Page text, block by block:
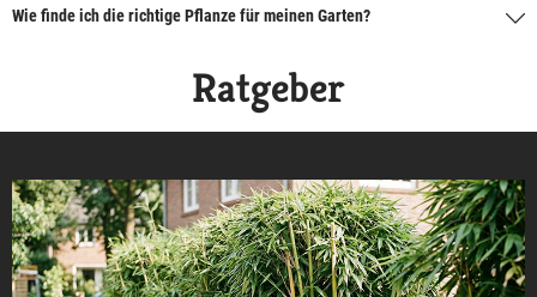
Wie finde ich die richtige Pflanze für meinen Garten?
Ratgeber